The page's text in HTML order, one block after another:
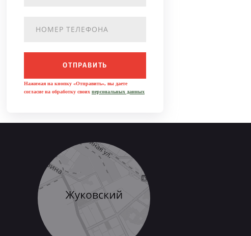
ОТПРАВИТЬ
Нажимая на кнопку «Отправить», вы даете
согласие на обработку своих персональных данных